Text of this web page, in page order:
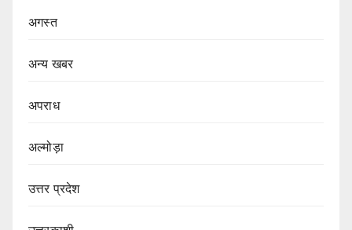
अगस्त
अन्य खबर
अपराध
अल्मोड़ा
उत्तर प्रदेश